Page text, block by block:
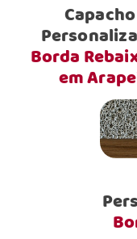
Capacho
Borda
em